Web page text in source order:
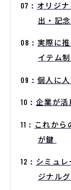
オリジ
出・記
実際に
イテム
個人に
企業が
これから
が鍵
シミュ
ジナル